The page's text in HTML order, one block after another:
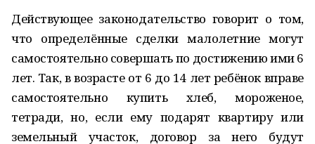
Действующее законодательство говорит о том,
что определённые сделки малолетние могут
самостоятельно совершать по достижению ими 6
лет. Так, в возрасте от 6 до 14 лет ребёнок вправе
самостоятельно купить хлеб, мороженое,
тетради, но, если ему подарят квартиру или
земельный участок, договор за него будут